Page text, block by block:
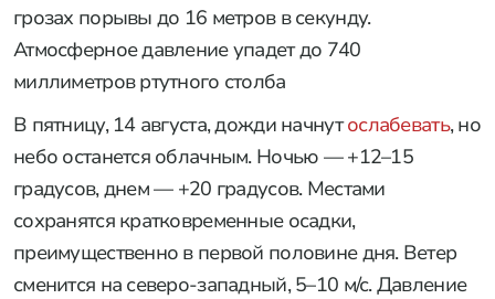
грозах порывы до 16 метров в секунду.
Атмосферное давление упадет до 740
миллиметров ртутного столба
В пятницу, 14 августа, дожди начнутослабевать, но
небо останется облачным. Ночью — +12–15
градусов, днем — +20 градусов. Местами
сохранятся кратковременные осадки,
преимущественно в первой половине дня. Ветер
сменится на северо-западный, 5–10 м/с. Давление